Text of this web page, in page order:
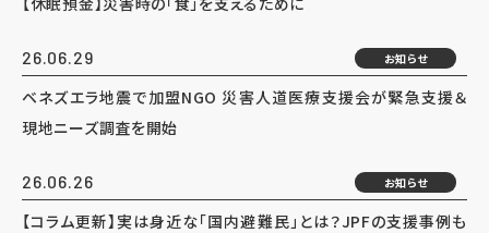
26.06.29 お知らせ
ベネズエラ地震で加盟NGO 災害人道医療支援会が緊急支援＆
現地ニーズ調査を開始
26.06.26 お知らせ
【コラム更新】実は身近な「国内避難民」とは？JPFの支援事例も